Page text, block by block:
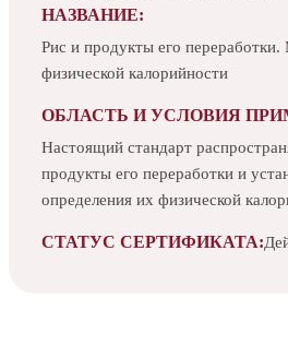
НАЗВАНИЕ:
Рис и продукты его
физической калорийности
ОБЛАСТЬ И УСЛОВИЯ
Настоящий стандарт
продукты его переработки и
определения их физической
СТАТУС СЕРТИФИКАТА: